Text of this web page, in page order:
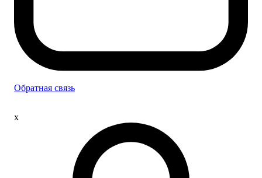
Обратная связь
x